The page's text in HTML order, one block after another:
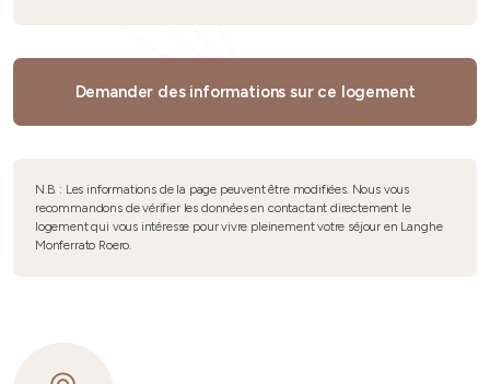
Demander des informations sur ce logement
N.B. : Les informations de la page peuvent être modifiées. Nous vous
recommandons de vérifier les données en contactant directement le
logement qui vous intéresse pour vivre pleinement votre séjour en Langhe
Monferrato Roero.